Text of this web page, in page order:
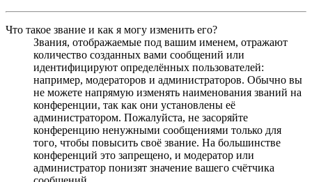
Что такое звание и как я могу изменить его?
Звания, отображаемые под вашим именем, отражают
количество созданных вами сообщений или
идентифицируют определённых пользователей:
например, модераторов и администраторов. Обычно вы
не можете напрямую изменять наименования званий на
конференции, так как они установлены её
администратором. Пожалуйста, не засоряйте
конференцию ненужными сообщениями только для
того, чтобы повысить своё звание. На большинстве
конференций это запрещено, и модератор или
администратор понизят значение вашего счётчика